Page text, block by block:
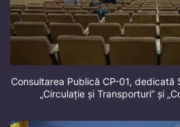
Consultarea Publică CP-01, dedicată
„Circulație și Transporturi” și